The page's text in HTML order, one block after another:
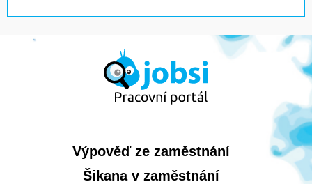
Výpověď ze zaměstnání
Šikana v zaměstnání